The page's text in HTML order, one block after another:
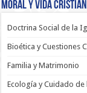
Moral y Vida
Doctrina Social de la
Bioética y Cuestiones
Familia y Matrimonio
Ecología y Cuidado de